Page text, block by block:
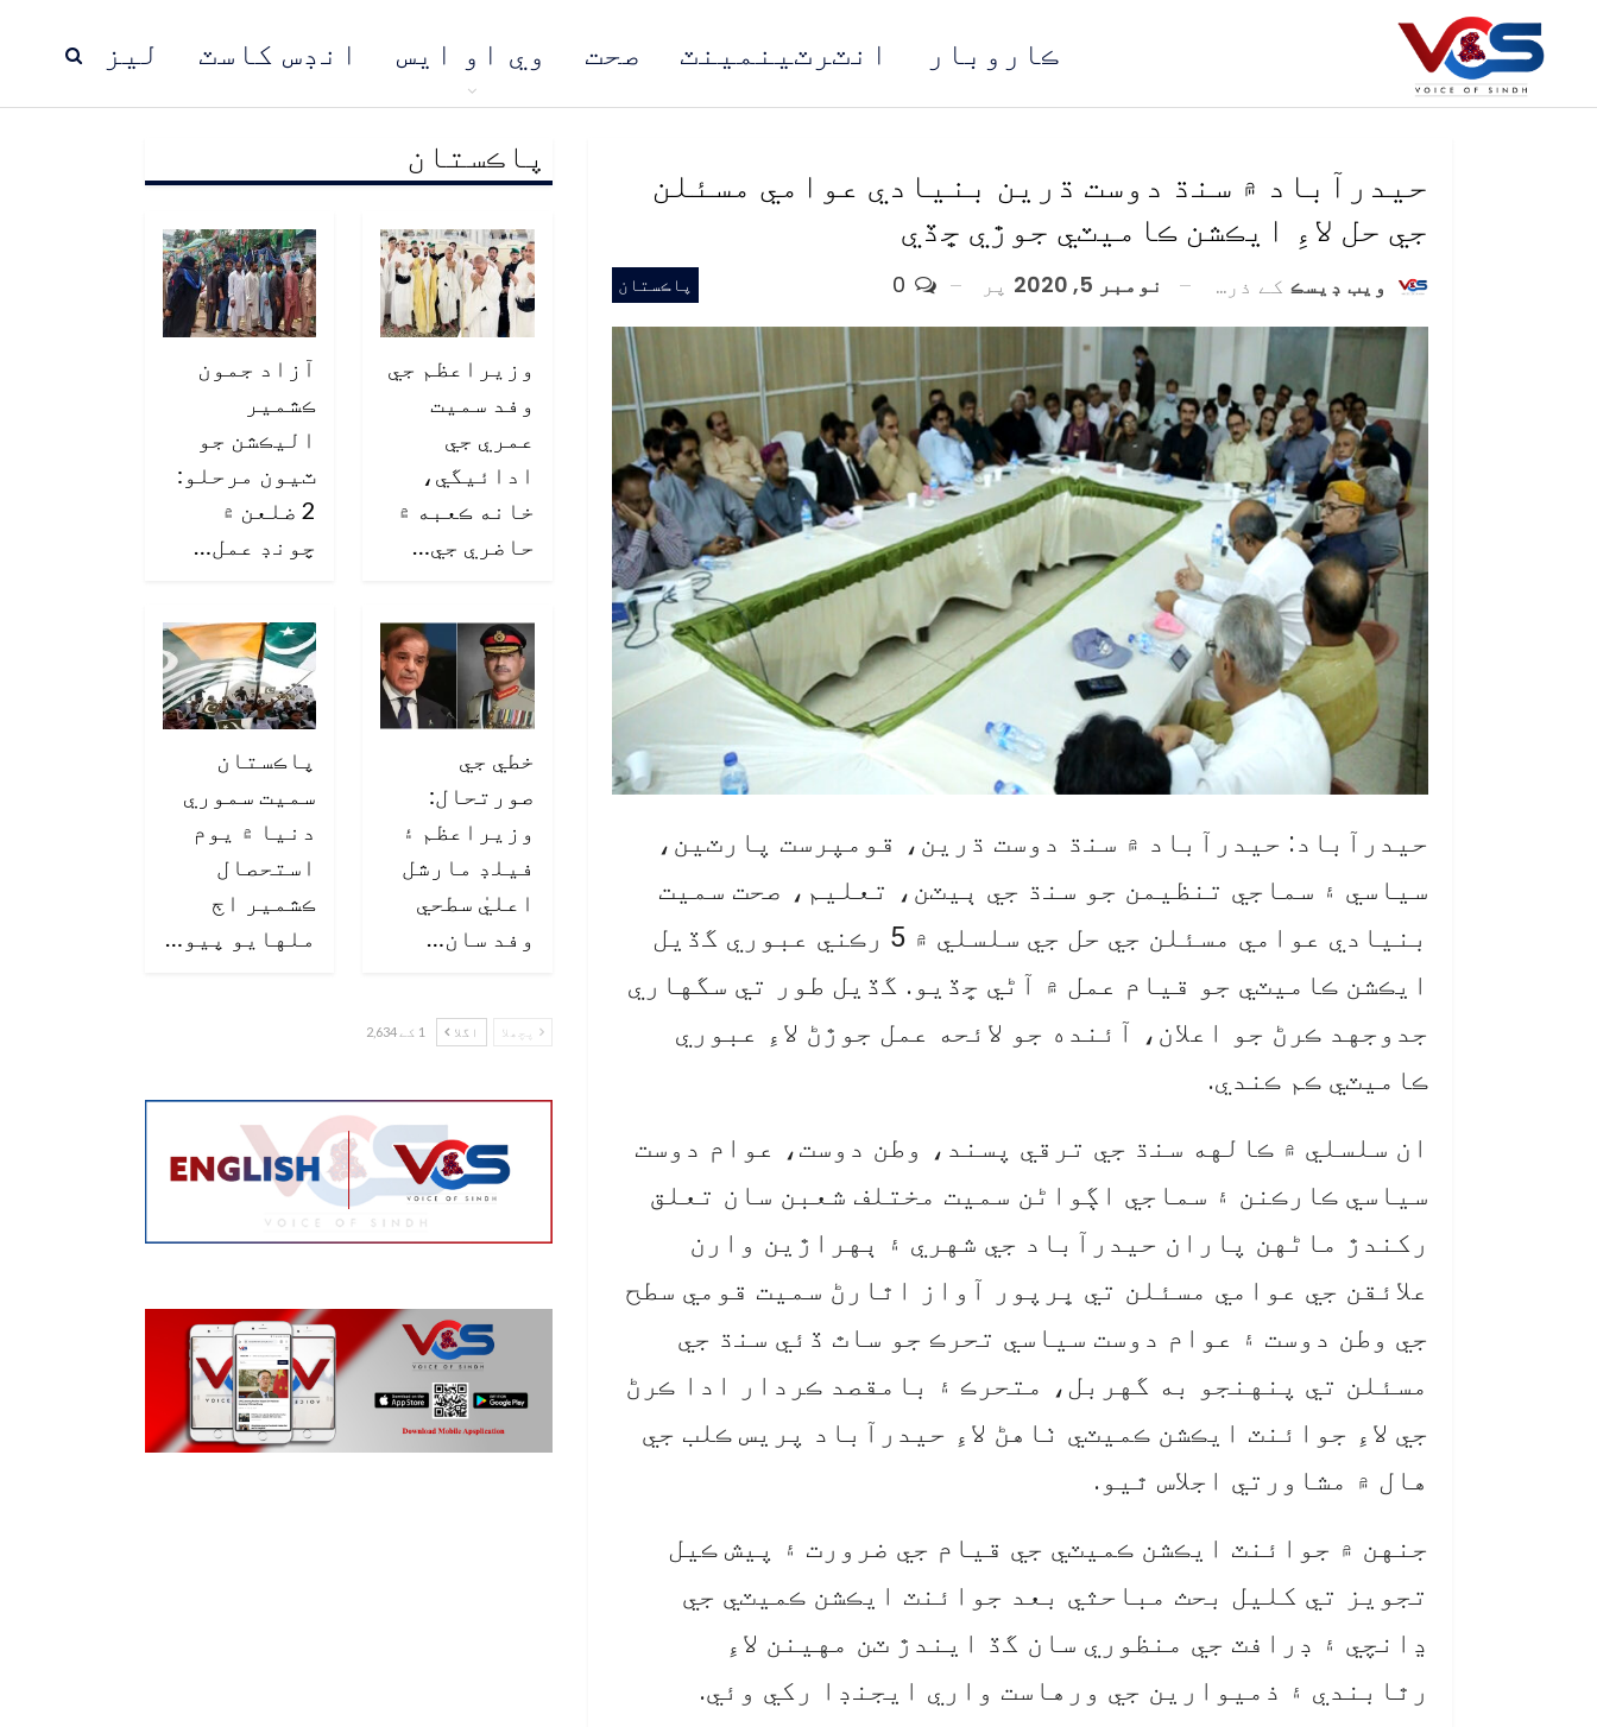
ليز انڊس کاسٽ وي او ايس صحت انٽرٽينمينٽ ڪاروبار
پاڪستان مُنڍ
حيدرآباد ۾ سنڌ دوست ڌرين بنيادي عوامي مسئلن
جي حل لاءِ ايڪشن ڪاميٽي جوڙي ڇڏي
پاڪستان ويب ڊيسڪ کے ذریعہ نومبر 5, 2020 پر
حيدرآباد: حيدرآباد ۾ سنڌ دوست ڌرين، قومپرست پارٽين،
سياسي ۽ سماجي تنظيمن جو سنڌ جي ٻيٽن، تعليم، صحت سميت
بنيادي عوامي مسئلن جي حل جي سلسلي ۾ 5 رڪني عبوري گڏيل
ايڪشن ڪاميٽي جو قيام عمل ۾ آڻي ڇڏيو. گڏيل طور تي سگهاري
جدوجهد ڪرڻ جو اعلان، آئنده جو لائحه عمل جوڙڻ لاءِ عبوري
ڪاميٽي ڪم ڪندي.
ان سلسلي ۾ ڪالهه سنڌ جي ترقي پسند، وطن دوست، عوام دوست
سياسي ڪارڪنن ۽ سماجي اڳواڻن سميت مختلف شعبن سان تعلق
رکندڙ ماڻهن پاران حيدرآباد جي شهري ۽ ٻهراڙين وارن
علائقن جي عوامي مسئلن تي ڀرپور آواز اٿارڻ سميت قومي سطح
جي وطن دوست ۽ عوام دوست سياسي تحرڪ جو ساٿ ڏئي سنڌ جي
مسئلن تي پنهنجو به گهربل، متحرڪ ۽ بامقصد ڪردار ادا ڪرڻ
جي لاءِ جوائنٽ ايڪشن ڪميٽي ٺاهڻ لاءِ حيدرآباد پريس ڪلب جي
هال ۾ مشاورتي اجلاس ٿيو.
جنهن ۾ جوائنٽ ايڪشن ڪميٽي جي قيام جي ضرورت ۽ پيش ڪيل
تجويز تي کليل بحث مباحثي بعد جوائنٽ ايڪشن ڪميٽي جي
ڍانچي ۽ ڊرافٽ جي منظوري سان گڏ ايندڙ ٽن مهينن لاءِ
رٿابندي ۽ ذميوارين جي ورهاست واري ايجنڊا رکي وئي.
پاڪستان
وزيراعظم جي
وفد سميت
عمري جي
ادائيگي،
خانه ڪعبه ۾
حاضري جي…
آزاد جمون
ڪشمير
اليڪشن جو
ٽيون مرحلو:
2 ضلعن ۾
چونڊ عمل…
خطي جي
صورتحال:
وزيراعظم ۽
فيلڊ مارشل
اعليٰ سطحي
وفد سان…
پاڪستان
سميت سموري
دنيا ۾ يوم
استحصال
ڪشمير اڄ
ملهايو پيو…
پچھلا اگلا 1 کے 2,634